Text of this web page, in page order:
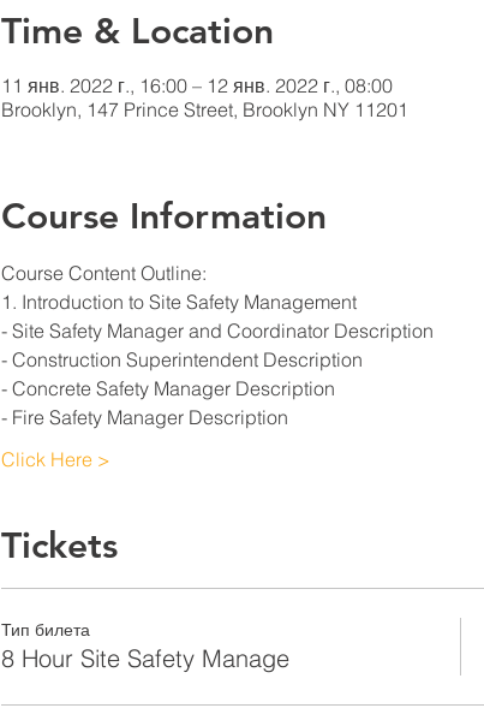
Time & Location
11 янв. 2022 г., 16:00 – 12 янв. 2022 г., 08:00
Brooklyn, 147 Prince Street, Brooklyn NY 11201
Course Information
Course Content Outline:
1. Introduction to Site Safety Management
- Site Safety Manager and Coordinator Description
- Construction Superintendent Description
- Concrete Safety Manager Description
- Fire Safety Manager Description
Click Here >
Tickets
Тип билета
8 Hour Site Safety Manage